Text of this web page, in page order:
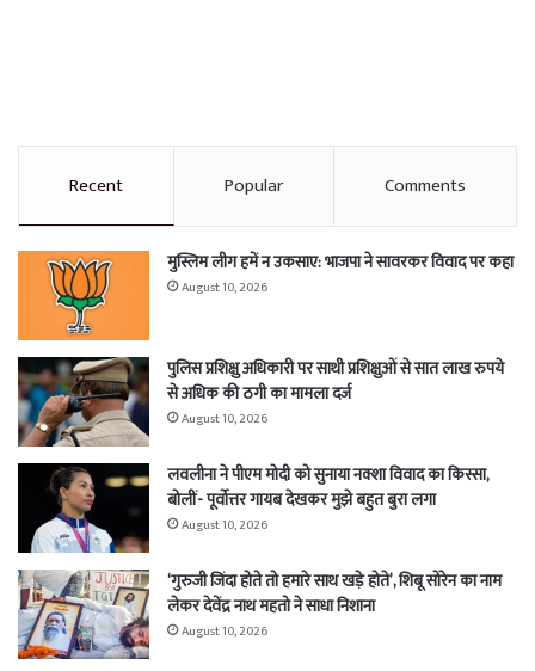
Recent Popular Comments
मुस्लिम लीग हमें न उकसाए: भाजपा ने सावरकर विवाद पर कहा
August 10, 2026
पुलिस प्रशिक्षु अधिकारी पर साथी प्रशिक्षुओं से सात लाख रुपये
से अधिक की ठगी का मामला दर्ज
August 10, 2026
लवलीना ने पीएम मोदी को सुनाया नक्शा विवाद का किस्सा,
बोलीं- पूर्वोत्तर गायब देखकर मुझे बहुत बुरा लगा
August 10, 2026
‘गुरुजी जिंदा होते तो हमारे साथ खड़े होते’, शिबू सोरेन का नाम
लेकर देवेंद्र नाथ महतो ने साधा निशाना
August 10, 2026